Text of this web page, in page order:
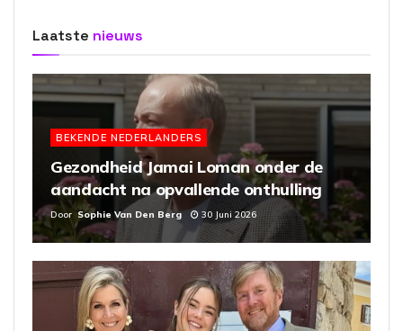
Laatste nieuws
BEKENDE NEDERLANDERS
Gezondheid Jamai Loman onder de
aandacht na opvallende onthulling
Door Sophie Van Den Berg 30 Juni 2026